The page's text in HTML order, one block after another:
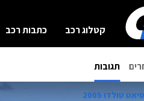
קטלוג רכב כתבות רכב
תגובות
סיאט טולדו 2005